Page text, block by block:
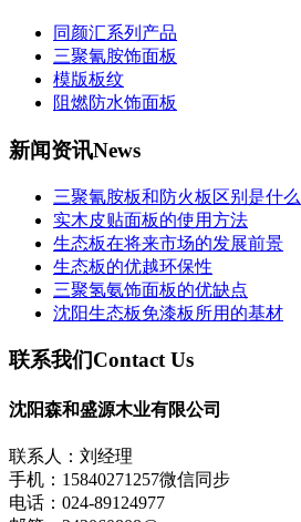
同颜汇系列产品
三聚氰胺饰面板
模版板纹
阻燃防水饰面板
新闻资讯News
三聚氰胺板和防火板区别是什么
实木皮贴面板的使用方法
生态板在将来市场的发展前景
生态板的优越环保性
三聚氢氨饰面板的优缺点
沈阳生态板免漆板所用的基材
联系我们Contact Us
沈阳森和盛源木业有限公司
联系人：刘经理
手机：15840271257微信同步
电话：024-89124977